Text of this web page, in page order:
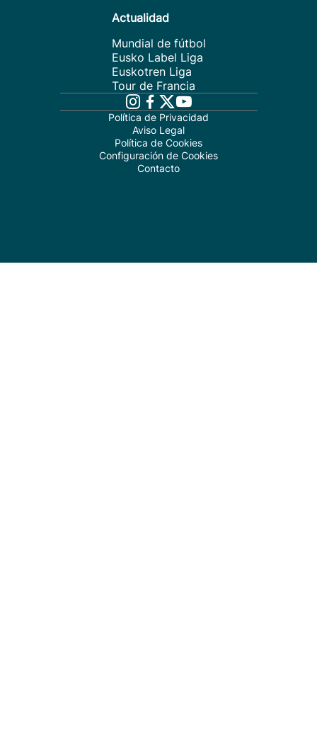
Actualidad
Mundial de fútbol
Eusko Label Liga
Euskotren Liga
Tour de Francia
Política de Privacidad
Aviso Legal
Política de Cookies
Configuración de Cookies
Contacto